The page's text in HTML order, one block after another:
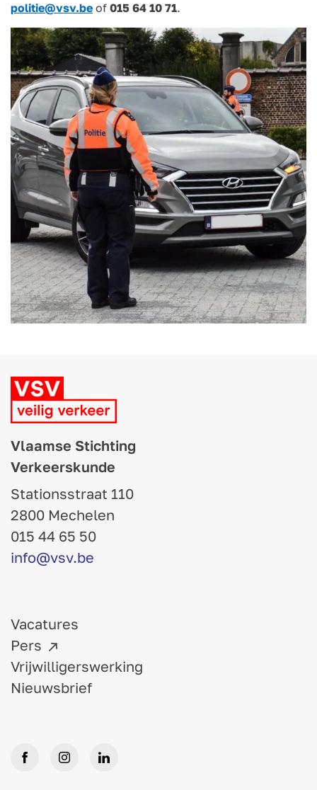
politie@vsv.be of 015 64 10 71.
Vlaamse Stichting
Verkeerskunde
Stationsstraat 110
2800 Mechelen
015 44 65 50
info@vsv.be
Vacatures
Pers
Vrijwilligerswerking
Nieuwsbrief